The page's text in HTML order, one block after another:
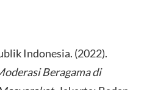
Indonesia. (2022).
Beragama di